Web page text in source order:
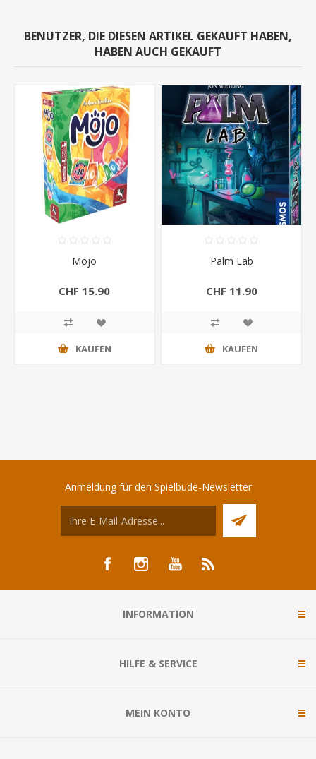
BENUTZER, DIE DIESEN ARTIKEL GEKAUFT HABEN,
HABEN AUCH GEKAUFT
Mojo
CHF 15.90
KAUFEN
Palm Lab
CHF 11.90
KAUFEN
Anmeldung für den Spielbude-Newsletter
INFORMATION
HILFE & SERVICE
MEIN KONTO